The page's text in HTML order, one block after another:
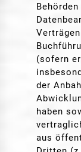
(sofern
der
haben
aus